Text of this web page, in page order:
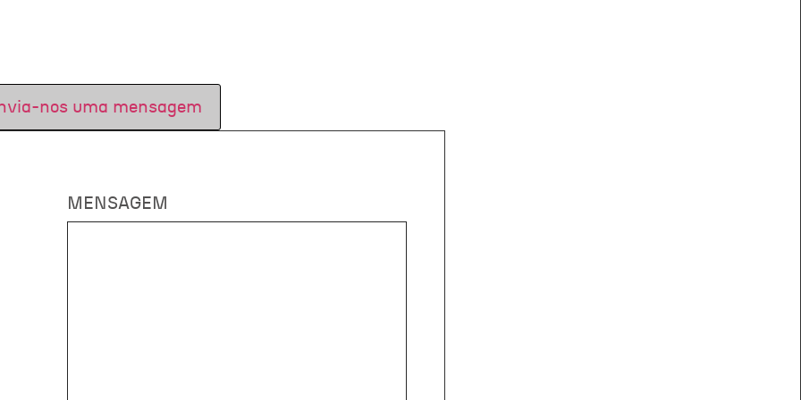
nos uma mensagem
MENSAGEM